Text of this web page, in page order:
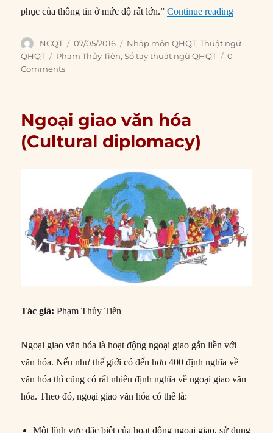
phục của thông tin ở mức độ rất lớn.”Continue reading“Quyền
Author
NCQT
Posted
on
07/05/2016 Categories
Nhập môn QHQT,Thuật ngữ
QHQT
Tags
Phạm Thủy Tiên,Sổ tay thuật ngữ QHQT
0
Comments
Ngoại giao văn hóa
(Cultural diplomacy)
Tác giả: Phạm Thủy Tiên
Ngoại giao văn hóa là hoạt động ngoại giao gắn liền với
văn hóa. Nếu như thế giới có đến hơn 400 định nghĩa về
văn hóa thì cũng có rất nhiều định nghĩa về ngoại giao văn
hóa. Theo đó, ngoại giao văn hóa có thể là:
Một lĩnh vực đặc biệt của hoạt động ngoại giao, sử dụng